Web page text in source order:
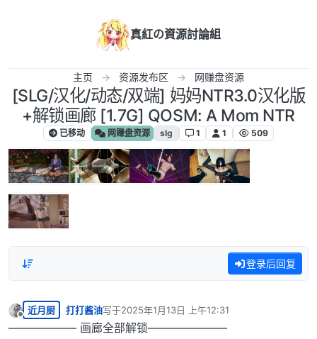
真紅の資源討論組
主页 资源发布区 网赚盘资源
[SLG/汉化/动态/双端] 妈妈NTR3.0汉化版
+解锁画廊 [1.7G] QOSM: A Mom NTR
已移动 网赚盘资源 slg 1 1 509
登录后回复
离线
近月厨 打打酱油写于2025年1月13日 上午12:31
最后由 编辑
—————— 画廊全部解锁———————